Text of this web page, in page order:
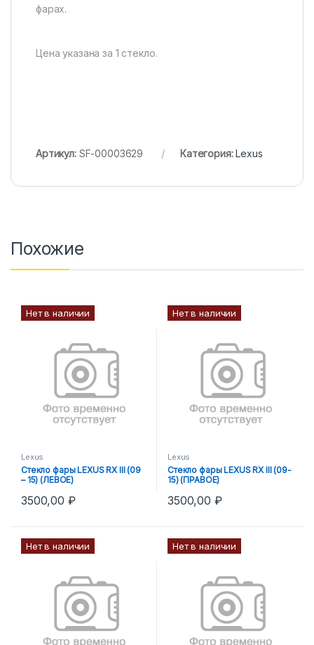
фарах.
Цена указана за 1 стекло.
Артикул: SF-00003629 Категория:Lexus
Похожие
Нет в наличии
Lexus
Стекло фары LEXUS RX III (09
– 15) (ЛЕВОЕ)
3500,00 ₽
Нет в наличии
Lexus
Стекло фары LEXUS RX III (09-
15) (ПРАВОЕ)
3500,00 ₽
Нет в наличии Нет в наличии